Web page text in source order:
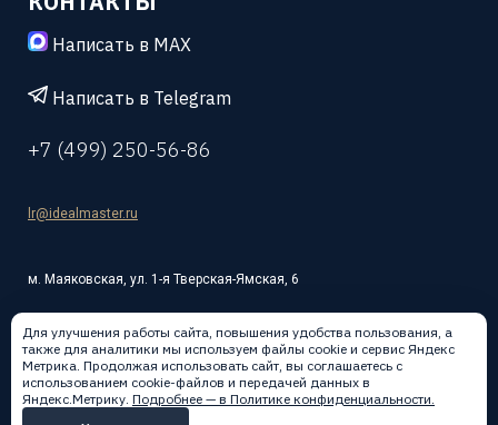
Написать в MAX
Написать в Telegram
+7 (499) 250-56-86
lr@idealmaster.ru
м. Маяковская, ул. 1-я Тверская-Ямская, 6
Написать в:
Для улучшения работы сайта, повышения удобства пользования, а
также для аналитики мы используем файлы cookie и сервис Яндекс
Метрика. Продолжая использовать сайт, вы соглашаетесь с
использованием cookie-файлов и передачей данных в
Яндекс.Метрику. Подробнее — в Политике конфиденциальности.